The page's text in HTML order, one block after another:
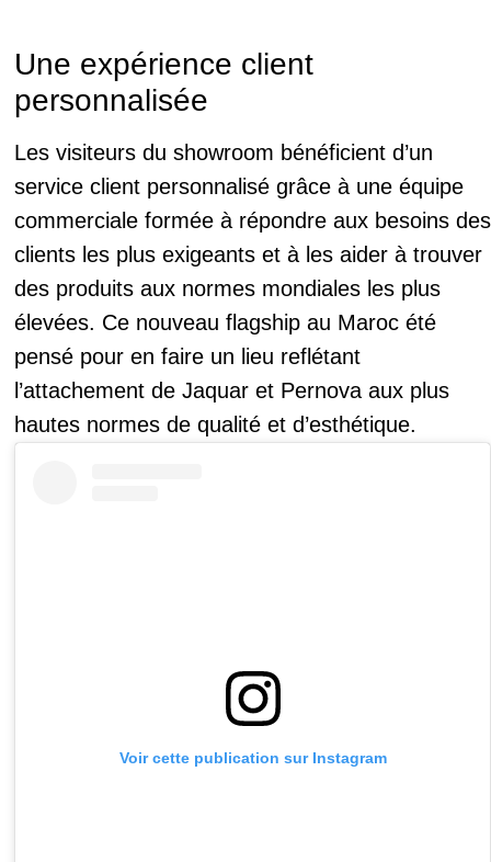
Une expérience client
personnalisée
Les visiteurs du showroom bénéficient d’un
service client personnalisé grâce à une équipe
commerciale formée à répondre aux besoins des
clients les plus exigeants et à les aider à trouver
des produits aux normes mondiales les plus
élevées. Ce nouveau flagship au Maroc été
pensé pour en faire un lieu reflétant
l’attachement de Jaquar et Pernova aux plus
hautes normes de qualité et d’esthétique.
Voir cette publication sur Instagram